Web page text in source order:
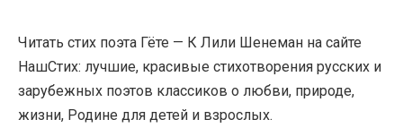
Читать стих поэта Гёте — К Лили Шенеман на сайте
НашСтих: лучшие, красивые стихотворения русских и
зарубежных поэтов классиков о любви, природе,
жизни, Родине для детей и взрослых.